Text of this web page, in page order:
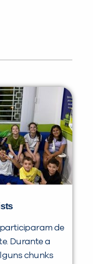
de
Durante a
chunks